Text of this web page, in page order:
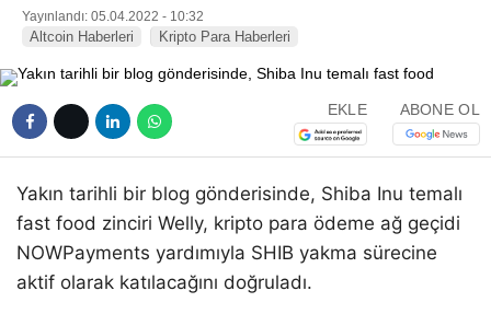
Yayınlandı: 05.04.2022 - 10:32
Altcoin Haberleri Kripto Para Haberleri
EKLE ABONE OL
Yakın tarihli bir blog gönderisinde, Shiba Inu temalı
fast food zinciri Welly, kripto para ödeme ağ geçidi
NOWPayments yardımıyla SHIB yakma sürecine
aktif olarak katılacağını doğruladı.